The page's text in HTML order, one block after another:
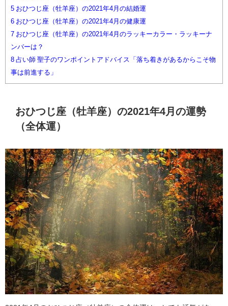
5 おひつじ座（牡羊座）の2021年4月の結婚運
6 おひつじ座（牡羊座）の2021年4月の健康運
7 おひつじ座（牡羊座）の2021年4月のラッキーカラー・ラッキーナ
ンバーは？
8 占い師 聖子のワンポイントアドバイス「落ち着きがあるからこそ物
事は前進する」
おひつじ座（牡羊座）の2021年4月の運勢
（全体運）